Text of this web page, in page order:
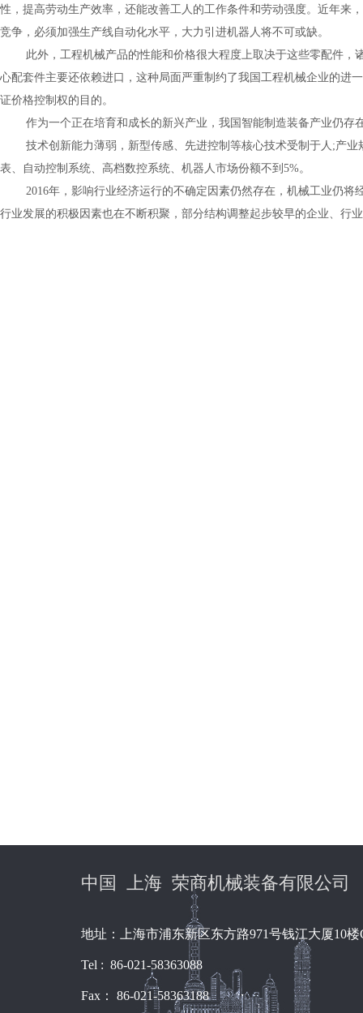
性，提高劳动生产效率，还能改善工人的工作条件和劳动强度。近年来
竞争，必须加强生产线自动化水平，大力引进机器人将不可或缺。
此外，工程机械产品的性能和价格很大程度上取决于这些零配件
心配套件主要还依赖进口，这种局面严重制约了我国工程机械企业的进
证价格控制权的目的。
作为一个正在培育和成长的新兴产业，我国智能制造装备产业仍存
技术创新能力薄弱，新型传感、先进控制等核心技术受制于人 ;产业
表、自动控制系统、高档数控系统、机器人市场份额不到 5%。
2016年，影响行业经济运行的不确定因素仍然存在，机械工业仍
行业发展的积极因素也在不断积聚，部分结构调整起步较早的企业、行
中国 上海 荣商机械装备有限公司
地址：上海市浦东新区东方路971号钱江大厦10楼
Tel : 86-021-58363088
Fax： 86-021-58363188